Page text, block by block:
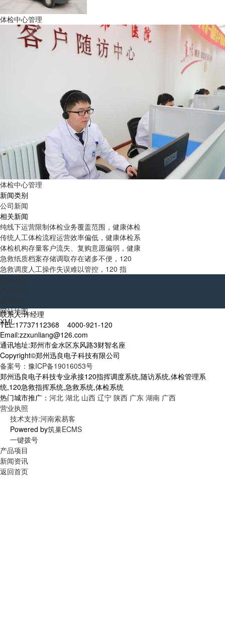
体检中心管理
体检中心管理
新闻类别
公司新闻
相关新闻
纯线下运营限制体检业务覆盖范围，健康体检
传统人工体检流程运营效率偏低，健康体检系
体检机构存量客户流失、复购意愿偏弱，健康
急救纸质档案存储调取存在诸多不便，120
急救调度人工操作失误难以管控，120 指
网站地图
XML
联系人:许经理
TEL:17737112368 4000-921-120
Email:zzxunliang@126.com
通讯地址:郑州市金水区东风路3财智名座
Copyright©郑州迅良电子科技有限公司
备案号：豫ICP备19016053号
郑州迅良电子科技专业承接120指挥调度系统,随访系统,体检管理系
统,120急救指挥系统,急救系统,体检系统
热门城市推广： 河北 湖北 山西 辽宁 陕西 广东 湖南 广西
营业执照
技术支持:河南索易客
Powered by筑巢ECMS
一键拨号
产品项目
新闻资讯
返回首页